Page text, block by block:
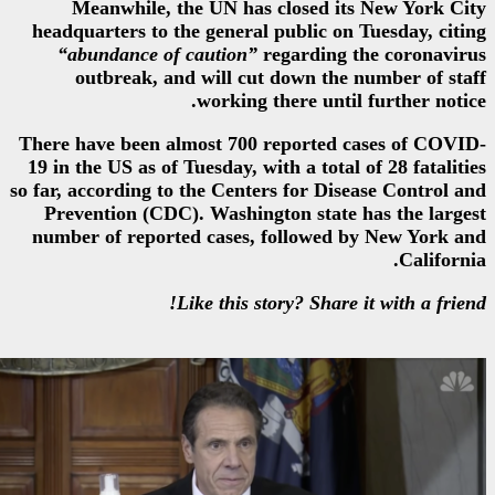
Meanwhile, the UN has
headquarters to the general
“abundance of caution”
outbreak, and will cut
working
There have been almost 700
19 in the US as of Tuesday,
so far, according to the Centers
Prevention (CDC).
number of reported cases,
Like this